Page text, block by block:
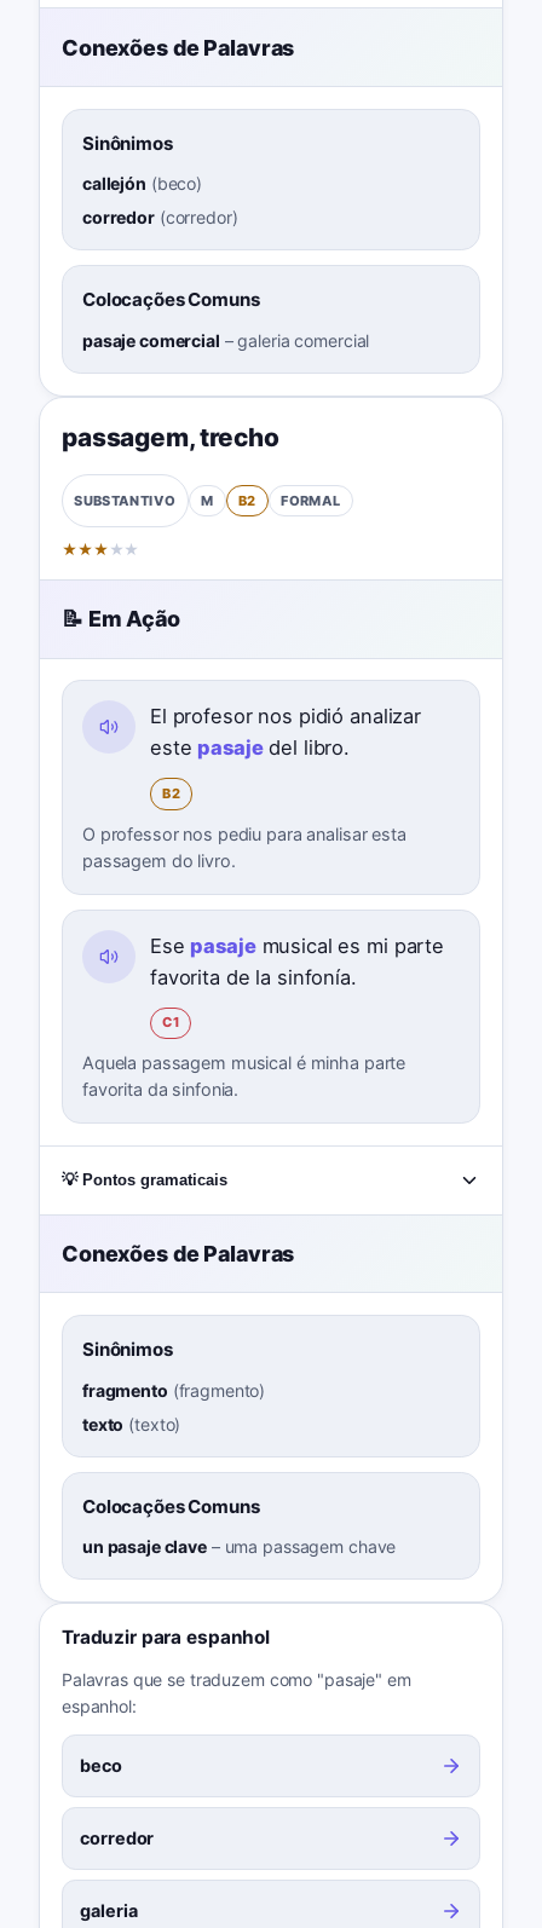
Conexões de Palavras
Sinônimos
callejón (beco)
corredor(corredor)
Colocações Comuns
pasaje comercial –galeria comercial
passagem,trecho
SUBSTANTIVO M B2 FORMAL
★★★ ★ ★
📝 Em Ação
El profesor nos pidió analizar
este pasajedel libro.
B2
O professor nos pediu para analisar esta
passagem do livro.
Ese pasajemusical es mi parte
favorita de la sinfonía.
C1
Aquela passagem musical é minha parte
favorita da sinfonia.
💡 Pontos gramaticais
Conexões de Palavras
Sinônimos
fragmento (fragmento)
texto (texto)
Colocações Comuns
un pasaje clave – uma passagem chave
Traduzir para espanhol
Palavras que se traduzem como "pasaje" em
espanhol:
beco
corredor
galeria